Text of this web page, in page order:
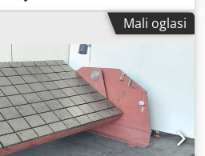
raspored rupa na površini
rupa na bočnim stranama u
iznosi 28 mm. Stol ima
mm i izrađen je od
Linije rastera na
100 mm olakšavaju postavljanje
zavarivanje standardno su
6x osnovne noge 650, art. br.
Mali oglasi